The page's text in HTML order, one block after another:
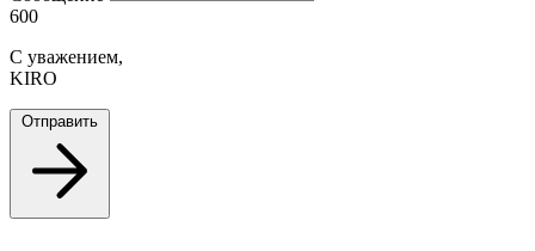
600
С уважением,
KIRO
Отправить